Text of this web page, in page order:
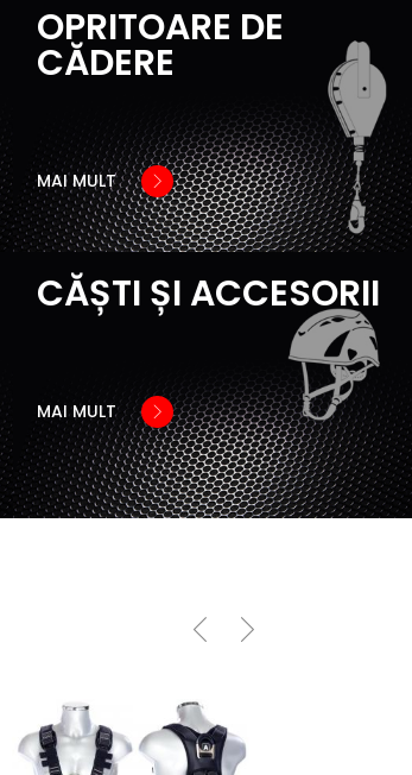
OPRITOARE DE
CĂDERE
MAI MULT
CĂȘTI ȘI ACCESORII
MAI MULT